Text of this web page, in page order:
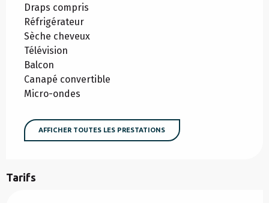
Draps compris
Réfrigérateur
Sèche cheveux
Télévision
Balcon
Canapé convertible
Micro-ondes
AFFICHER TOUTES LES PRESTATIONS
Tarifs